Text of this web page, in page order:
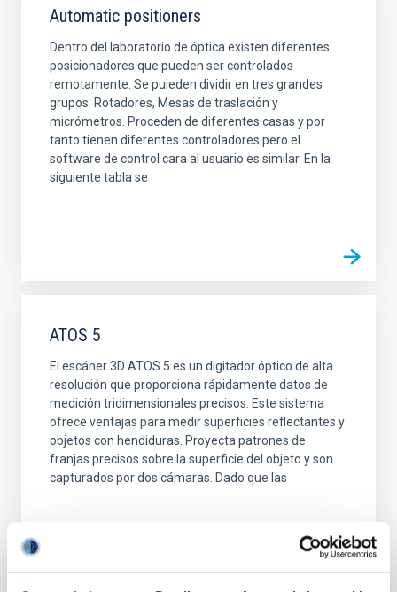
Automatic positioners
Dentro del laboratorio de óptica existen diferentes
posicionadores que pueden ser controlados
remotamente. Se puieden dividir en tres grandes
grupos: Rotadores, Mesas de traslación y
micrómetros. Proceden de diferentes casas y por
tanto tienen diferentes controladores pero el
software de control cara al usuario es similar. En la
siguiente tabla se
ATOS 5
El escáner 3D ATOS 5 es un digitador óptico de alta
resolución que proporciona rápidamente datos de
medición tridimensionales precisos. Este sistema
ofrece ventajas para medir superficies reflectantes y
objetos con hendiduras. Proyecta patrones de
franjas precisos sobre la superficie del objeto y son
capturados por dos cámaras. Dado que las